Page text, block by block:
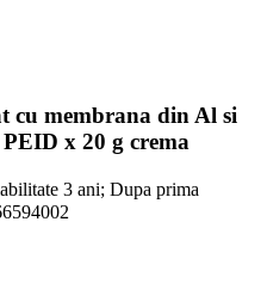
cu membrana din Al si
x 20 g crema
3 ani; Dupa prima